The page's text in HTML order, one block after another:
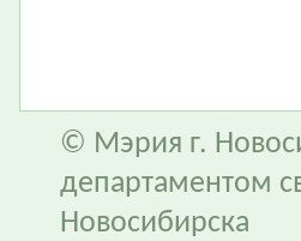
© Мэрия г.
департаментом
Новосибирска